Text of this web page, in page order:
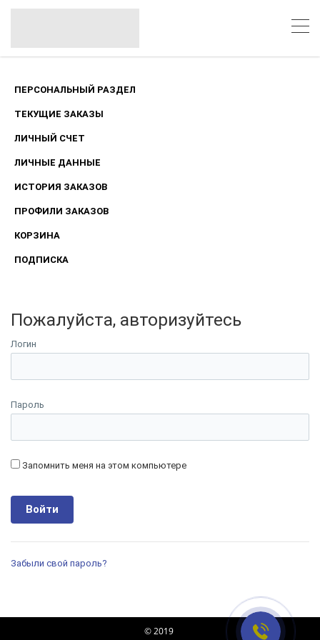
ПЕРСОНАЛЬНЫЙ РАЗДЕЛ
ТЕКУЩИЕ ЗАКАЗЫ
ЛИЧНЫЙ СЧЕТ
ЛИЧНЫЕ ДАННЫЕ
ИСТОРИЯ ЗАКАЗОВ
ПРОФИЛИ ЗАКАЗОВ
КОРЗИНА
ПОДПИСКА
Пожалуйста, авторизуйтесь
Логин
Пароль
Запомнить меня на этом компьютере
Забыли свой пароль?
© 2019